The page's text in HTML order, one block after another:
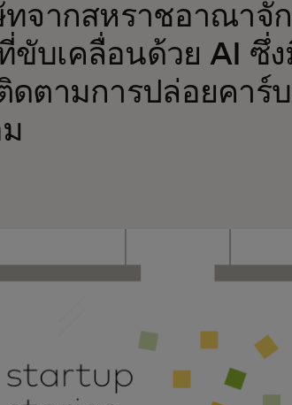
ทจากสหราชอาณาจั
ขับเคลื่อนด้วย AI ซึ่
ดตามการปล่อยคาร์